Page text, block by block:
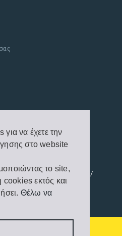
να έχετε την
στο website
το site,
cookies εκτός και
Θέλω να
All rights reserved. /
Πολιτική προστασίας
by